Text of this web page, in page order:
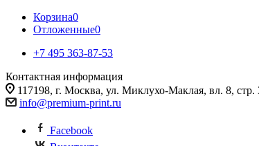
Корзина0
Отложенные0
+7 495 363-87-53
Контактная информация
117198, г. Москва, ул. Миклухо-Маклая, вл. 8, стр.
info@premium-print.ru
Facebook